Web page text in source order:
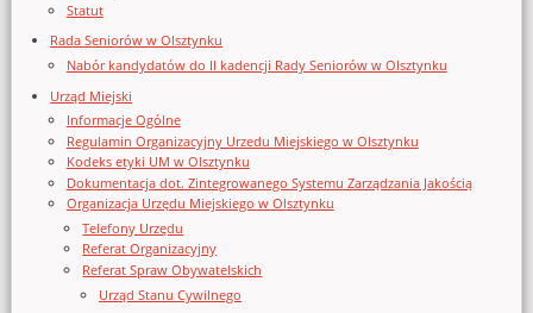
Statut
Rada Seniorów w Olsztynku
Nabór kandydatów do II kadencji Rady Seniorów w Olsztynku
Urząd Miejski
Informacje Ogólne
Regulamin Organizacyjny Urzedu Miejskiego w Olsztynku
Kodeks etyki UM w Olsztynku
Dokumentacja dot. Zintegrowanego Systemu Zarządzania Jakością
Organizacja Urzędu Miejskiego w Olsztynku
Telefony Urzędu
Referat Organizacyjny
Referat Spraw Obywatelskich
Urząd Stanu Cywilnego